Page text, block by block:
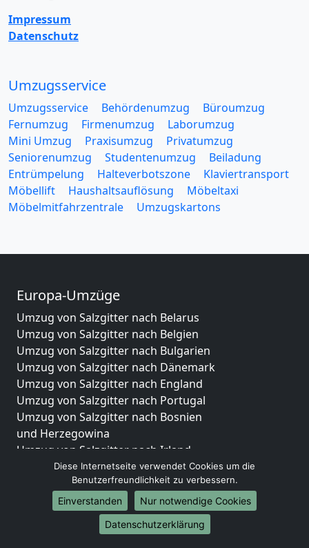
Impressum
Datenschutz
Umzugsservice
Umzugsservice Behördenumzug
Büroumzug
Fernumzug
Firmenumzug
Laborumzug
Mini Umzug
Praxisumzug
Privatumzug
Seniorenumzug
Studentenumzug
Beiladung
Entrümpelung
Halteverbotszone
Klaviertransport
Möbellift
Haushaltsauflösung
Möbeltaxi
Möbelmitfahrzentrale
Umzugskartons
Europa-Umzüge
Umzug von Salzgitter nach Belarus
Umzug von Salzgitter nach Belgien
Umzug von Salzgitter nach Bulgarien
Umzug von Salzgitter nach Dänemark
Umzug von Salzgitter nach England
Umzug von Salzgitter nach Portugal
Umzug von Salzgitter nach Bosnien
und Herzegowina
Umzug von Salzgitter nach Irland
Umzug von Salzgitter nach Lettland
Umzug von Salzgitter nach Zypern
Umzug von Salzgitter nach Kroatien
Umzug von Salzgitter nach Estland
Umzug von Salzgitter nach Finnland
Diese Internetseite verwendet Cookies um die
Benutzerfreundlichkeit zu verbessern.
Einverstanden
Nur notwendige Cookies
Datenschutzerklärung